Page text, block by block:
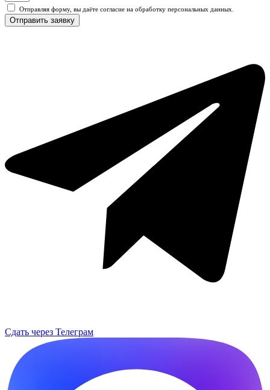
Отправляя форму, вы даёте согласие на обработку персональных данных.
Отправить заявку
Сдать через Телеграм